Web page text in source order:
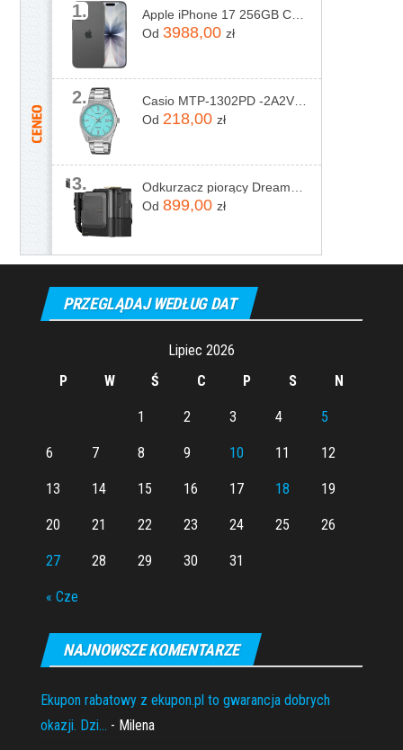
1.
Apple iPhone 17 256GB Czarny
Od 3988,00 zł
2.
Casio MTP-1302PD -2A2VEF
Od 218,00 zł
3.
Odkurzacz piorący Dreame N20 Steam Czarny
Od 899,00 zł
PRZEGLĄDAJ WEDŁUG DAT
Lipiec 2026
P
W Ś C P S N
« Cze
1 2 3 4 5
6 7 8 9 10 11 12
13 14 15 16 17 18 19
20 21 22 23 24 25 26
27 28 29 30 31
NAJNOWSZE KOMENTARZE
Ekupon rabatowy z ekupon.pl to gwarancja dobrych
okazji. Dzi... - Milena